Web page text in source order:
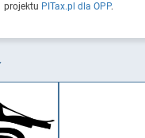
projektu PITax.pl dla OPP.